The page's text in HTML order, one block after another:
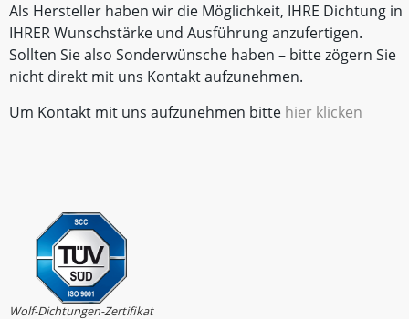
Als Hersteller haben wir die Möglichkeit, IHRE Dichtung in
IHRER Wunschstärke und Ausführung anzufertigen.
Sollten Sie also Sonderwünsche haben – bitte zögern Sie
nicht direkt mit uns Kontakt aufzunehmen.
Um Kontakt mit uns aufzunehmen bitte hier klicken
Wolf-Dichtungen-Zertifikat